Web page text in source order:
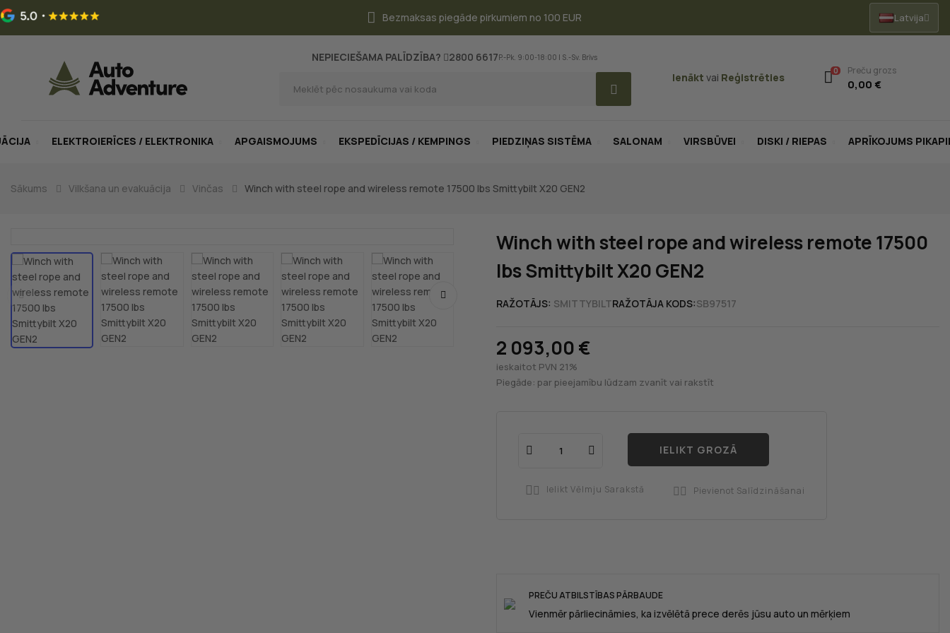
Bezmaksas piegāde pirkumiem no 100 EUR Latvija
NEPIECIEŠAMA PALĪDZĪBA? 2800 6617P.-Pk. 9:00-18:00 | S.-Sv. Brīvs
Ienākt vai Reģistrēties
0 Preču grozs
0,00 €
ELEKTROIERĪCES / ELEKTRONIKA APGAISMOJUMS EKSPEDĪCIJAS / KEMPINGS PIEDZIŅAS SISTĒMA SALONAM VIRSBŪVEI DISKI / RIEPAS APRĪKOJUMS
Sākums Vilkšana un evakuācija Vinčas Winch with steel rope and wireless remote 17500 lbs Smittybilt X20 GEN2
Winch with steel rope and wireless remote 17500
lbs Smittybilt X20 GEN2
RAŽOTĀJS: SMITTYBILTRAŽOTĀJA KODS:SB97517
2 093,00 €
ieskaitot PVN 21%
Piegāde: par pieejamību lūdzam zvanīt vai rakstīt
IELIKT GROZĀ
 Ielikt Vēlmju Sarakstā  Pievienot Salīdzināšanai
PREČU ATBILSTĪBAS PĀRBAUDE
Vienmēr pārliecināmies, ka izvēlētā prece derēs jūsu auto un mērķiem